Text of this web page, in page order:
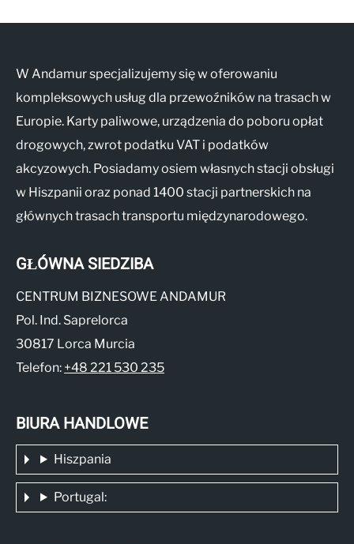
W Andamur specjalizujemy się w oferowaniu
kompleksowych usług dla przewoźników na trasach w
Europie. Karty paliwowe, urządzenia do poboru opłat
drogowych, zwrot podatku VAT i podatków
akcyzowych. Posiadamy osiem własnych stacji obsługi
w Hiszpanii oraz ponad 1400 stacji partnerskich na
głównych trasach transportu międzynarodowego.
GŁÓWNA SIEDZIBA
CENTRUM BIZNESOWE ANDAMUR
Pol. Ind. Saprelorca
30817 Lorca Murcia
Telefon: +48 221 530 235
BIURA HANDLOWE
Hiszpania
Portugal: